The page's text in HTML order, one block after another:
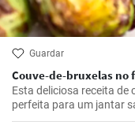
Guardar
Couve-de-bruxelas no
Esta deliciosa receita de
perfeita para um jantar
temperada com azeite,